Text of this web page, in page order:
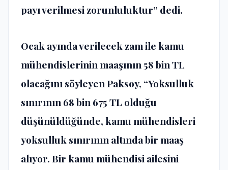
payı verilmesi zorunluluktur” dedi.
Ocak ayında verilecek zam ile kamu
mühendislerinin maaşının 58 bin TL
olacağını söyleyen Paksoy, “Yoksulluk
sınırının 68 bin 675 TL olduğu
düşünüldüğünde, kamu mühendisleri
yoksulluk sınırının altında bir maaş
alıyor. Bir kamu mühendisi ailesini